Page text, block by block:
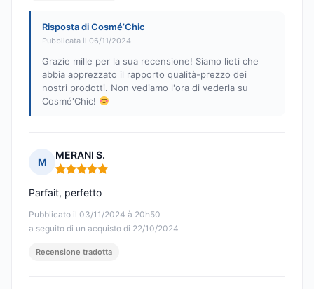
Risposta di Cosmé’Chic
Pubblicata il 06/11/2024
Grazie mille per la sua recensione! Siamo lieti che
abbia apprezzato il rapporto qualità-prezzo dei
nostri prodotti. Non vediamo l'ora di vederla su
Cosmé'Chic!
M
MERANI S.
Nota: 5 su 5
Pubblicato il 03/11/2024 à 20h50
a seguito di un acquisto di 22/10/2024
Parfait, perfetto
Recensione tradotta